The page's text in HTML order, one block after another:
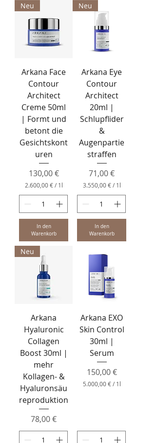
o
1
L
i
r
Neu
Arkana Face
Contour
Architect
Creme 50ml
| Formt und
betont die
Gesichtskont
uren
Preis
130,00 €
2.600,00 € / 1l
.
6
0
,
0
€
p
r
o
1
t
r
In den
Warenkorb
Neu
Arkana Eye
Contour
Architect
20ml |
Schlupflider
&
Augenpartie
straffen
Preis
71,00 €
3.550,00 € / 1l
.
5
0
,
0
p
r
1
t
r
In den
Warenkorb
Neu
Arkana
Hyaluronic
Collagen
Boost 30ml |
mehr
Kollagen- &
Hyaluronsäu
reproduktion
Preis
78,00 €
Arkana EXO
Skin Control
30ml |
Serum
Preis
150,00 €
5.000,00 € / 1l
,
0